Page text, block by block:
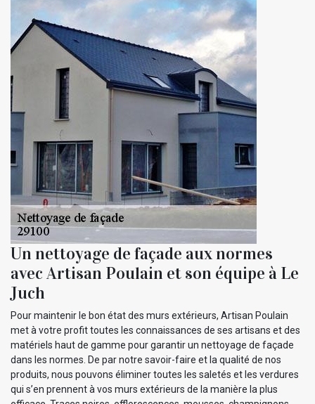
Un nettoyage de façade aux normes
avec Artisan Poulain et son équipe à Le
Juch
Pour maintenir le bon état des murs extérieurs, Artisan Poulain
met à votre profit toutes les connaissances de ses artisans et des
matériels haut de gamme pour garantir un nettoyage de façade
dans les normes. De par notre savoir-faire et la qualité de nos
produits, nous pouvons éliminer toutes les saletés et les verdures
qui s’en prennent à vos murs extérieurs de la manière la plus